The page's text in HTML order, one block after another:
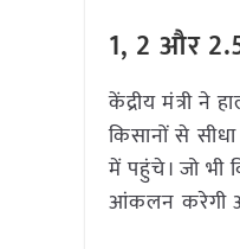
1, 2 और
केंद्रीय मंत्री ने
किसानों से
में पहुंचे। जो भी
आंकलन करेगी